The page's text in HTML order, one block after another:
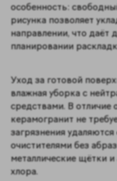
особенность:
рисунка позволяет
направлении, что даёт
планировании
Уход за готовой
влажная уборка с
средствами. В отличие
керамогранит не
загрязнения
очистителями без
металлические щётки
хлора.